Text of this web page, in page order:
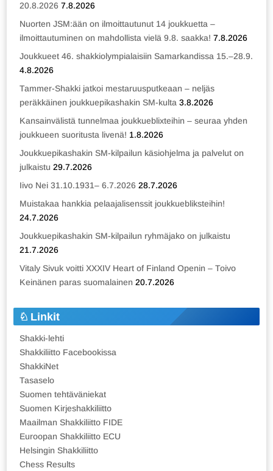
20.8.2026 7.8.2026
Nuorten JSM:ään on ilmoittautunut 14 joukkuetta –
ilmoittautuminen on mahdollista vielä 9.8. saakka! 7.8.2026
Joukkueet 46. shakkiolympialaisiin Samarkandissa 15.–28.9.
4.8.2026
Tammer-Shakki jatkoi mestaruusputkeaan – neljäs
peräkkäinen joukkuepikashakin SM-kulta 3.8.2026
Kansainvälistä tunnelmaa joukkueblixteihin – seuraa yhden
joukkueen suoritusta livenä! 1.8.2026
Joukkuepikashakin SM-kilpailun käsiohjelma ja palvelut on
julkaistu 29.7.2026
Iivo Nei 31.10.1931– 6.7.2026 28.7.2026
Muistakaa hankkia pelaajalisenssit joukkuebliksteihin!
24.7.2026
Joukkuepikashakin SM-kilpailun ryhmäjako on julkaistu
21.7.2026
Vitaly Sivuk voitti XXXIV Heart of Finland Openin – Toivo
Keinänen paras suomalainen 20.7.2026
Linkit
Shakki-lehti
Shakkiliitto Facebookissa
ShakkiNet
Tasaselo
Suomen tehtäväniekat
Suomen Kirjeshakkiliitto
Maailman Shakkiliitto FIDE
Euroopan Shakkiliitto ECU
Helsingin Shakkiliitto
Chess Results